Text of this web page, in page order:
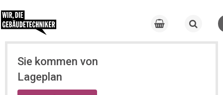
Sie kommen von
Lageplan